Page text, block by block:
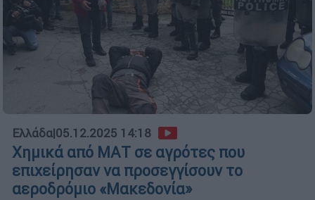
Ελλάδα|05.12.2025 14:18
Χημικά από ΜΑΤ σε αγρότες που
επιχείρησαν να προσεγγίσουν το
αεροδρόμιο «Μακεδονία»